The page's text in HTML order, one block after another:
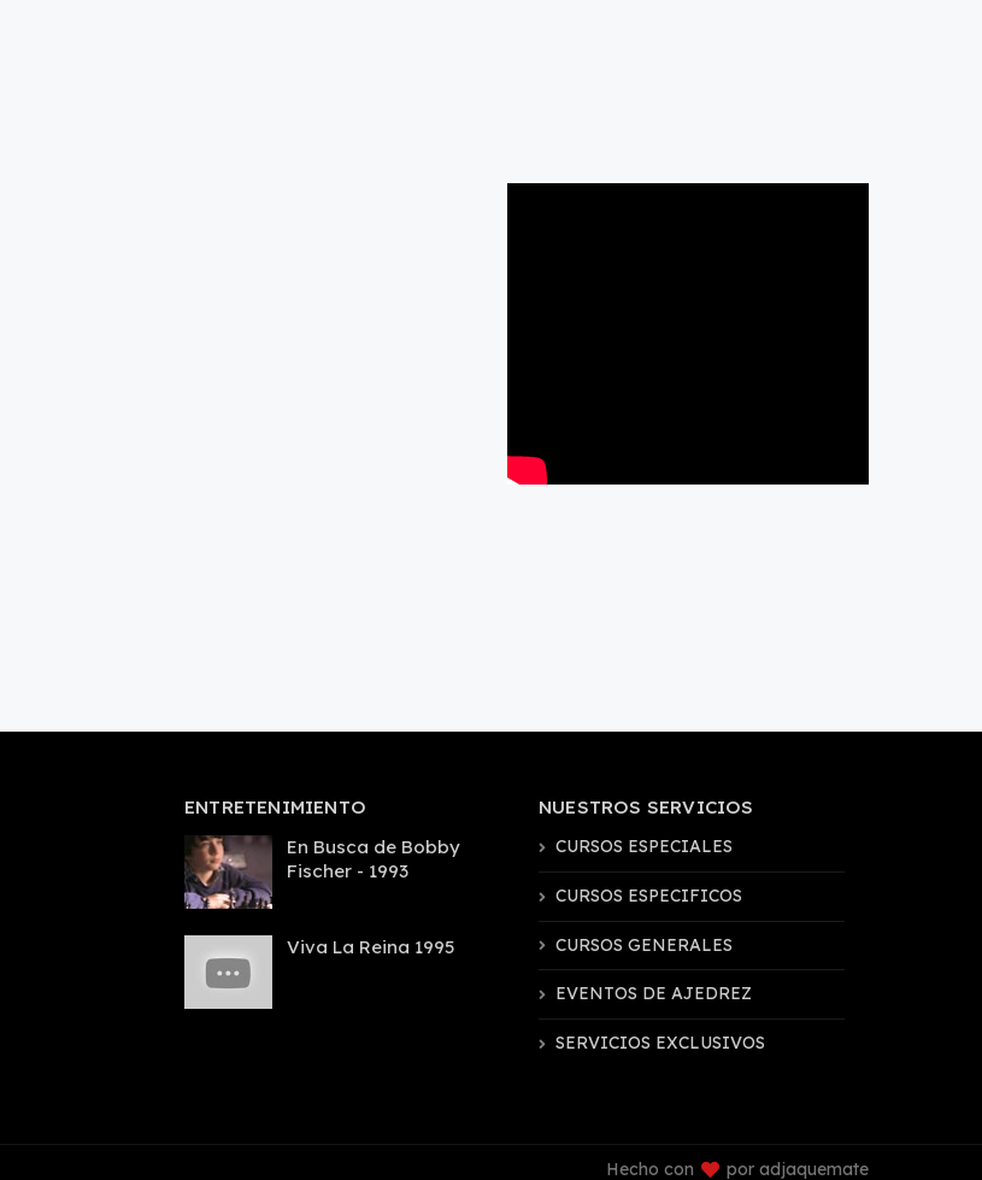
ENTRETENIMIENTO
En Busca de Bobby
Fischer - 1993
Viva La Reina 1995
NUESTROS SERVICIOS
CURSOS ESPECIALES
CURSOS ESPECIFICOS
CURSOS GENERALES
EVENTOS DE AJEDREZ
SERVICIOS EXCLUSIVOS
Hecho con por adjaquemate